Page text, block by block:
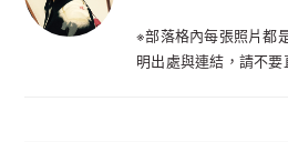
※部落格內每張照片都
明出處與連結，請不要